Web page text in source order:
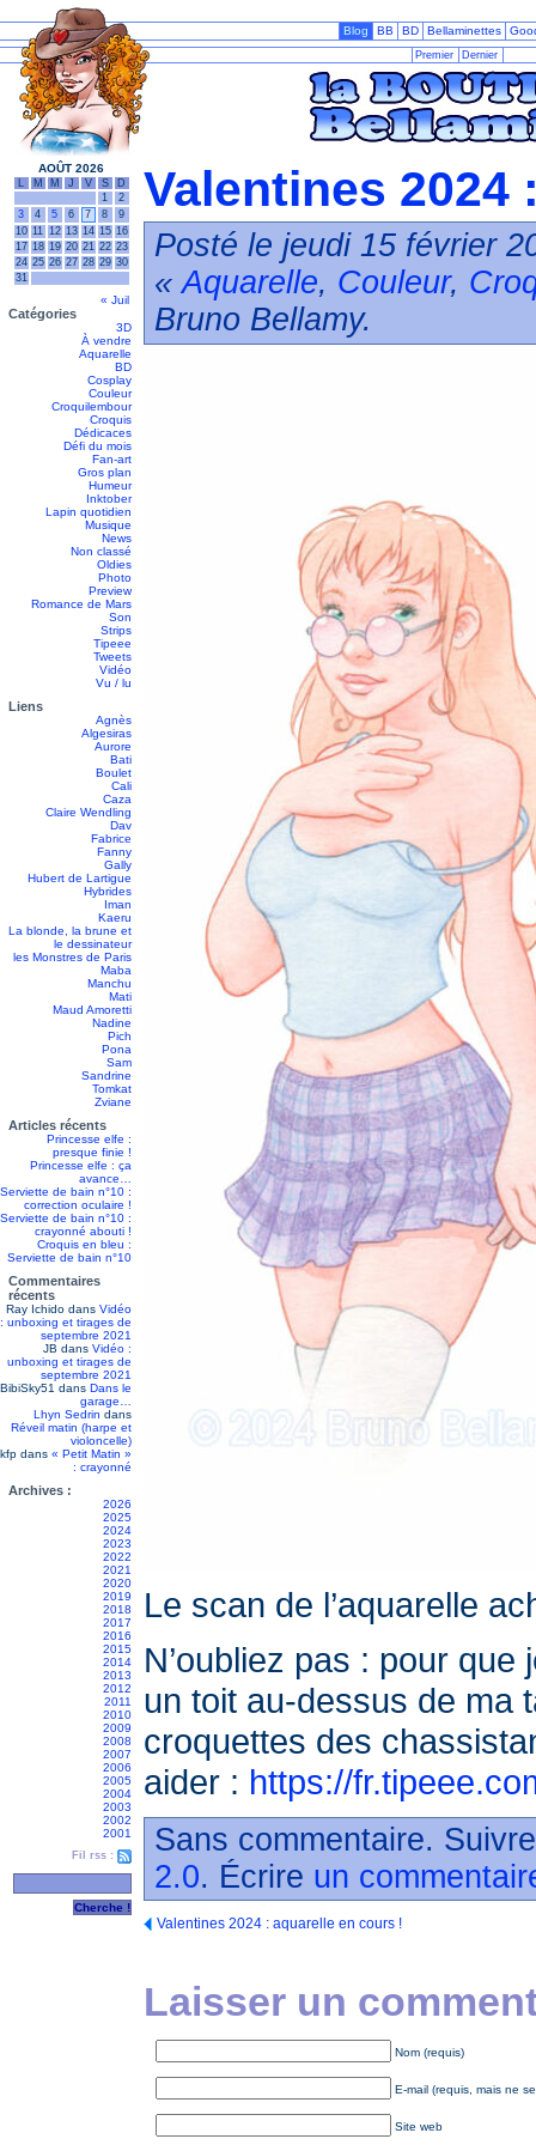
Blog BB BD Bellaminettes
Premier Dernier
AOÛT 2026
L M M J V S
D
1
2
3
4 5 6 7 8
9
10 11 12 13 14 15 16
17 18 19 20 21 22 23
24 25 26 27 28 29 30
31
« Juil
Catégories
3D
À vendre
Aquarelle
BD
Cosplay
Couleur
Croquilembour
Croquis
Dédicaces
Défi du mois
Fan-art
Gros plan
Humeur
Inktober
Lapin quotidien
Musique
News
Non classé
Oldies
Photo
Preview
Romance de Mars
Son
Strips
Tipeee
Tweets
Vidéo
Vu / lu
Liens
Agnès
Algesiras
Aurore
Bati
Boulet
Cali
Caza
Claire Wendling
Dav
Fabrice
Fanny
Gally
Hubert de Lartigue
Hybrides
Iman
Kaeru
La blonde, la brune et
le dessinateur
les Monstres de Paris
Maba
Manchu
Mati
Maud Amoretti
Nadine
Pich
Pona
Sam
Sandrine
Tomkat
Zviane
Articles récents
Princesse elfe :
presque finie !
Princesse elfe : ça
avance…
Serviette de bain n°10 :
correction oculaire !
Serviette de bain n°10 :
crayonné abouti !
Croquis en bleu :
Serviette de bain n°10
Commentaires
récents
Ray Ichido dans Vidéo
: unboxing et tirages de
septembre 2021
JB dans Vidéo :
unboxing et tirages de
septembre 2021
BibiSky51 dans Dans le
garage…
Lhyn Sedrin dans
Réveil matin (harpe et
violoncelle)
kfp dans « Petit Matin »
: crayonné
Archives :
2026
2025
2024
2023
2022
2021
2020
2019
2018
2017
2016
2015
2014
2013
2012
2011
2010
2009
2008
2007
2006
2005
2004
2003
2002
2001
Fil rss :
Valentines 2024
Posté le jeudi 15 février
«Aquarelle, Couleur,
Bruno Bellamy.
Le scan de l’aquarelle
N’oubliez pas : pour
un toit au-dessus de ma
croquettes des
aider : https://
Sans commentaire.
2.0. Écrire un
Valentines 2024 : aquarelle en cours !
Laisser un
Nom (requis)
E-mail (requis, mais ne
Site web